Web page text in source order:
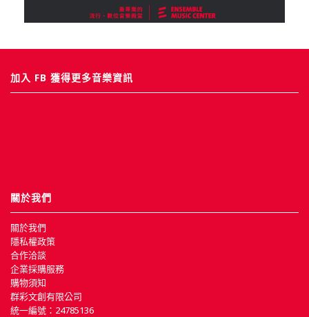
加入 FB 獲得更多音樂資訊
關於我們
關於我們
隱私權政策
合作洽談
企業採購服務
購物須知
群彩文創有限公司
統一編號：24785136